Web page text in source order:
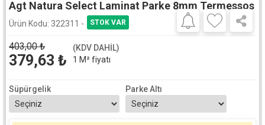
Agt Natura Select Laminat Parke 8mm Termessos
Ürün Kodu: 322311 -
403,00₺
379,63 ₺
(KDV DAHİL)
1 M² fiyatı
Süpürgelik Parke Altı